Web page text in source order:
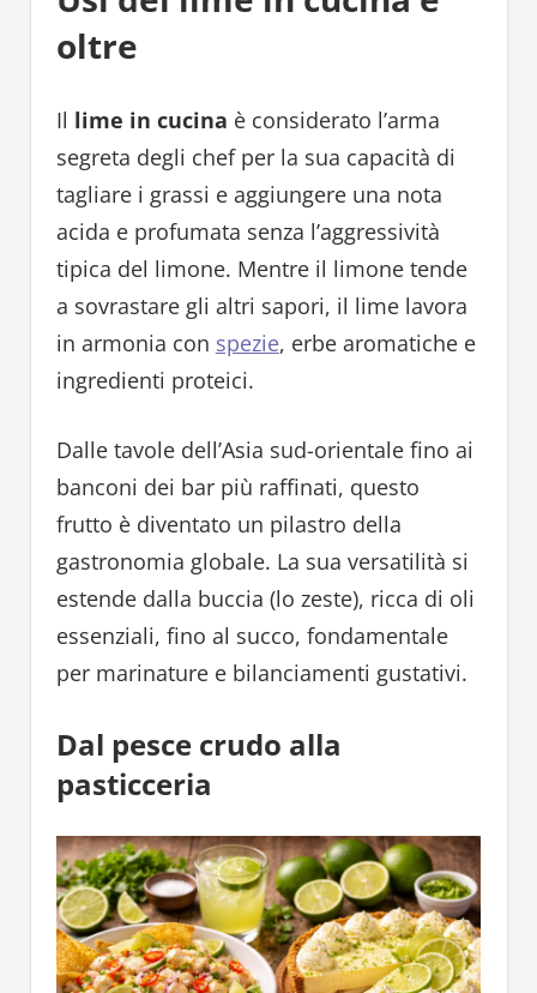
oltre
Il lime in cucina è considerato l’arma
segreta degli chef per la sua capacità di
tagliare i grassi e aggiungere una nota
acida e profumata senza l’aggressività
tipica del limone. Mentre il limone tende
a sovrastare gli altri sapori, il lime lavora
in armonia con spezie, erbe aromatiche e
ingredienti proteici.
Dalle tavole dell’Asia sud-orientale fino ai
banconi dei bar più raffinati, questo
frutto è diventato un pilastro della
gastronomia globale. La sua versatilità si
estende dalla buccia (lo zeste), ricca di oli
essenziali, fino al succo, fondamentale
per marinature e bilanciamenti gustativi.
Dal pesce crudo alla
pasticceria